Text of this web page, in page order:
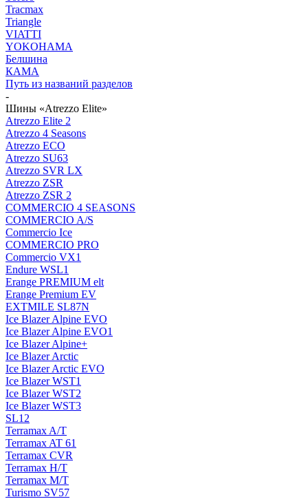
Tracmax
Triangle
VIATTI
YOKOHAMA
Белшина
КАМА
Путь из названий разделов
-
Шины «Atrezzo Elite»
Atrezzo Elite 2
Atrezzo 4 Seasons
Atrezzo ECO
Atrezzo SU63
Atrezzo SVR LX
Atrezzo ZSR
Atrezzo ZSR 2
COMMERCIO 4 SEASONS
COMMERCIO A/S
Commercio Ice
COMMERCIO PRO
Commercio VX1
Endure WSL1
Erange PREMIUM elt
Erange Premium EV
EXTMILE SL87N
Ice Blazer Alpine EVO
Ice Blazer Alpine EVO1
Ice Blazer Alpine+
Ice Blazer Arctic
Ice Blazer Arctic EVO
Ice Blazer WST1
Ice Blazer WST2
Ice Blazer WST3
SL12
Terramax A/T
Terramax AT 61
Terramax CVR
Terramax H/T
Terramax М/T
Turismo SV57